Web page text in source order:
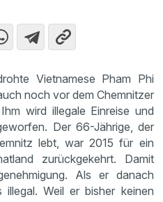
Vietnamese Pham Phi
noch vor dem Chemnitzer
wird illegale Einreise und
Der 66-Jährige, der
lebt, war 2015 für ein
zurückgekehrt. Damit
Als er danach
Weil er bisher keinen